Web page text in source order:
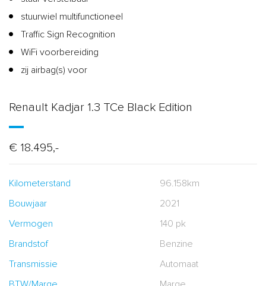
stuurwiel multifunctioneel
Traffic Sign Recognition
WiFi voorbereiding
zij airbag(s) voor
Renault Kadjar 1.3 TCe Black Edition
€ 18.495,-
Kilometerstand
96.158km
Bouwjaar
2021
Vermogen
140 pk
Brandstof
Benzine
Transmissie
Automaat